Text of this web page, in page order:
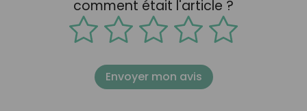
comment était l'article ?
Envoyer mon avis